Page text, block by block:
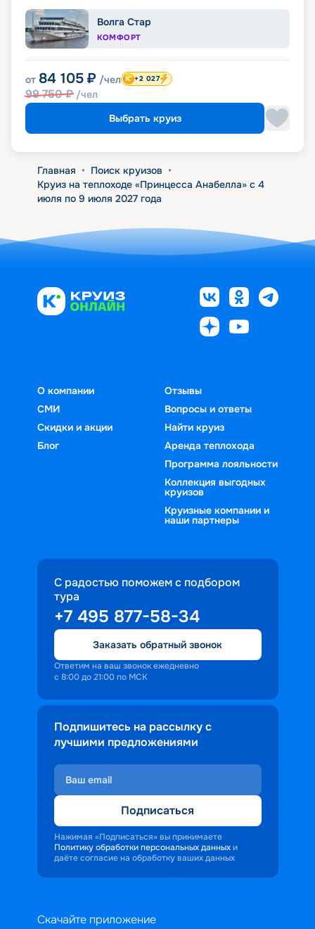
Волга Стар
КОМФОРТ
от 84 105 ₽ /чел
99 750₽ /чел
+2 027
Выбрать круиз
Главная • Поиск круизов •
Круиз на теплоходе «Принцесса Анабелла» с 4
июля по 9 июля 2027 года
О компании
СМИ
Скидки и акции
Блог
Отзывы
Вопросы и ответы
Найти круиз
Аренда теплохода
Программа лояльности
Коллекция выгодных
круизов
Круизные компании и
наши партнеры
С радостью поможем с подбором
тура
+7 495 877-58-34
Заказать обратный звонок
Ответим на ваш звонок ежедневно
с 8:00 до 21:00 по МСК
Подпишитесь на рассылку с
лучшими предложениями
Подписаться
Нажимая «Подписаться» вы принимаете
Политику обработки персональных данных и
даёте согласие на обработку ваших данных
Скачайте приложение